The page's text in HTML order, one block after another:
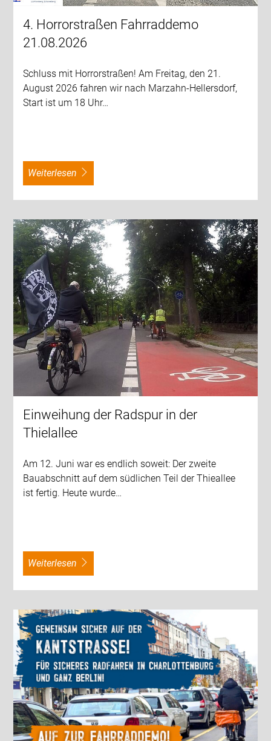
4. Horrorstraßen Fahrraddemo
21.08.2026
Schluss mit Horrorstraßen! Am Freitag, den 21.
August 2026 fahren wir nach Marzahn-Hellersdorf,
Start ist um 18 Uhr…
weiterlesen
Einweihung der Radspur in der
Thielallee
Am 12. Juni war es endlich soweit: Der zweite
Bauabschnitt auf dem südlichen Teil der Thieallee
ist fertig. Heute wurde…
weiterlesen